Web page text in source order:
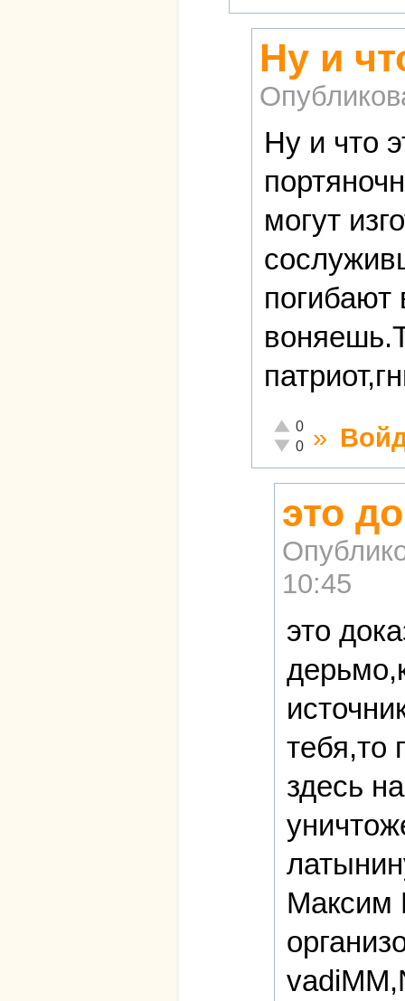
Ну и
Ну и что
могут
Отлично!
0
Неадекватно!
0 »
это
10:45
это
тебя,то
здесь
Максим